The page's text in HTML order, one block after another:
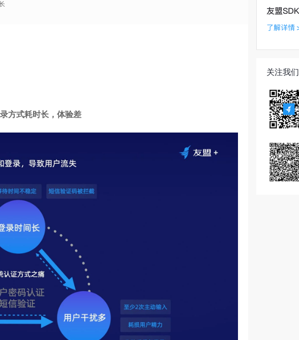
方式耗时长，体验差
关注我们